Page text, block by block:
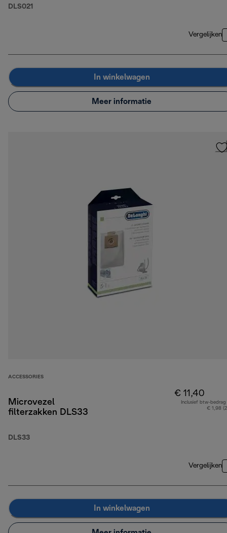
DLS021
Vergelijken
In winkelwagen
Meer informatie
ACCESSORIES
Microvezel
filterzakken DLS33
DLS33
€ 11,40
Inclusief btw-bedrag
€ 1,98
Vergelijken
In winkelwagen